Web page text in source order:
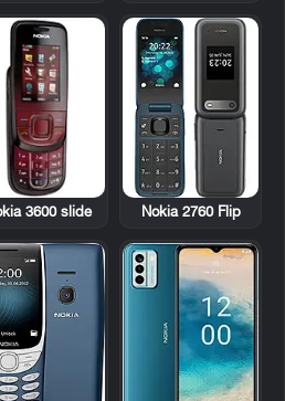
Nokia 2760 Flip
3600 slide